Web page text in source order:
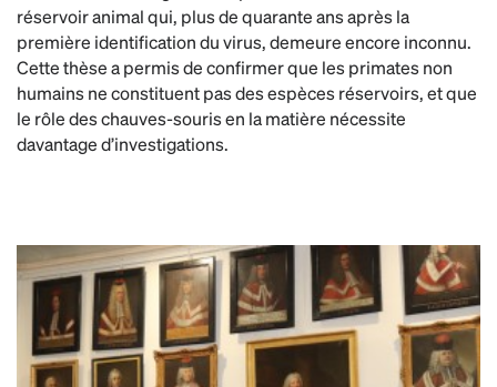
réservoir animal qui, plus de quarante ans après la
première identification du virus, demeure encore inconnu.
Cette thèse a permis de confirmer que les primates non
humains ne constituent pas des espèces réservoirs, et que
le rôle des chauves-souris en la matière nécessite
davantage d’investigations.